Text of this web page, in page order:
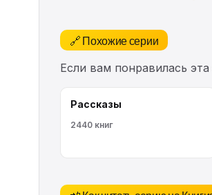
🔗 Похожие серии
Если вам понравилась
Рассказы
2440 книг